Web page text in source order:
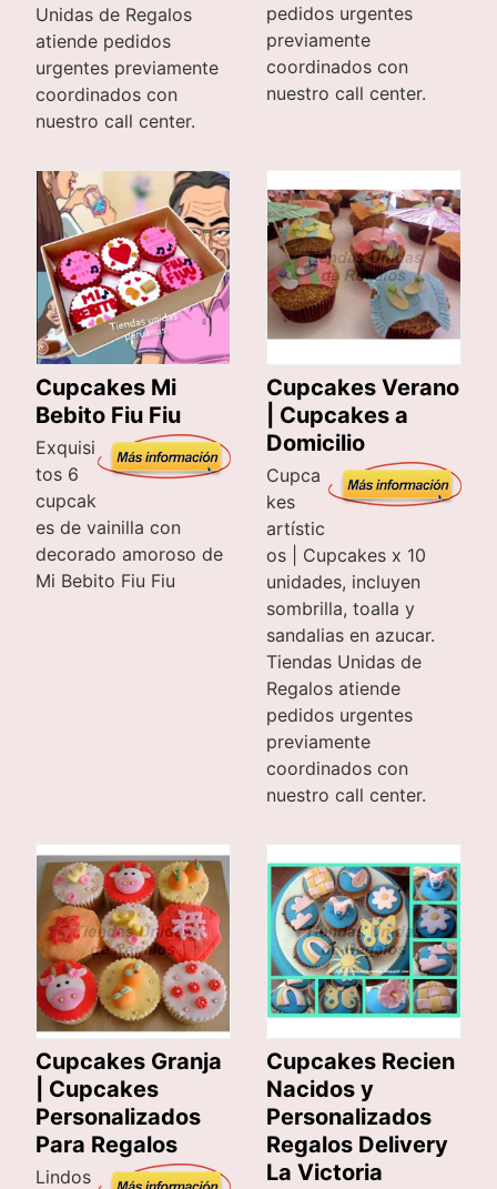
Unidas de Regalos
atiende pedidos
urgentes previamente
coordinados con
nuestro call center.
pedidos urgentes
previamente
coordinados con
nuestro call center.
Cupcakes Mi
Bebito Fiu Fiu
Exquisi
tos 6
cupcak
es de vainilla con
decorado amoroso de
Mi Bebito Fiu Fiu
Cupcakes Verano
| Cupcakes a
Domicilio
Cupca
kes
artístic
os | Cupcakes x 10
unidades, incluyen
sombrilla, toalla y
sandalias en azucar.
Tiendas Unidas de
Regalos atiende
pedidos urgentes
previamente
coordinados con
nuestro call center.
Cupcakes Granja
| Cupcakes
Personalizados
Para Regalos
Lindos
Cupcakes Recien
Nacidos y
Personalizados
Regalos Delivery
La Victoria